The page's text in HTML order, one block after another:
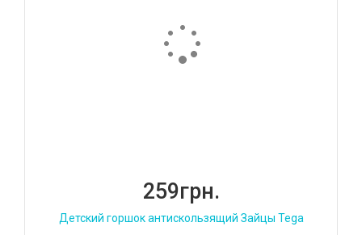
259грн.
Детский горшок антискользящий Зайцы Tega